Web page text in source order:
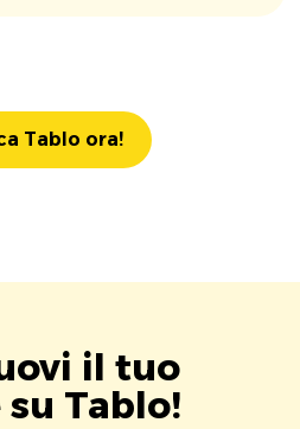
Tablo ora!
il tuo
Tablo!